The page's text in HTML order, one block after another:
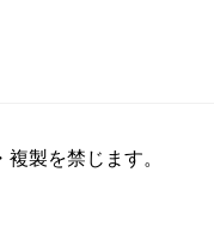
製を禁じます。